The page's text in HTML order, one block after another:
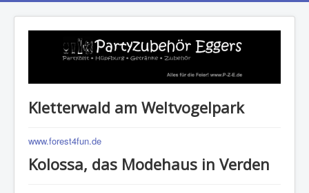
Kletterwald am Weltvogelpark
www.forest4fun.de
Kolossa, das Modehaus in Verden